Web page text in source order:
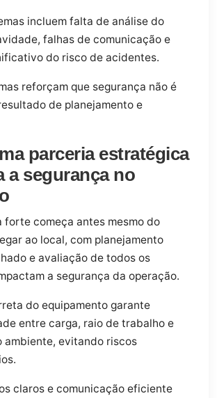
incluem falta de análise do
falhas de comunicação e
do risco de acidentes.
reforçam que segurança não é
de planejamento e
parceria estratégica
a segurança no
forte começa antes mesmo do
ao local, com planejamento
e avaliação de todos os
a segurança da operação.
do equipamento garante
entre carga, raio de trabalho e
ambiente, evitando riscos
claros e comunicação eficiente